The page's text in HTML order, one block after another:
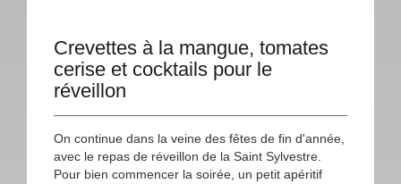
Crevettes à la mangue, tomates
cerise et cocktails pour le
réveillon
On continue dans la veine des fêtes de fin d'année,
avec le repas de réveillon de la Saint Sylvestre.
Pour bien commencer la soirée, un petit apéritif